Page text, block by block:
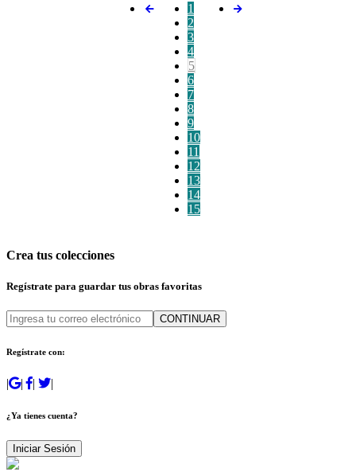
1
2
3
4
5
6
7
8
9
10
11
12
13
14
15
Crea tus colecciones
Regístrate para guardar tus obras favoritas
CONTINUAR
Regístrate con:
| | | |
¿Ya tienes cuenta?
Iniciar Sesión